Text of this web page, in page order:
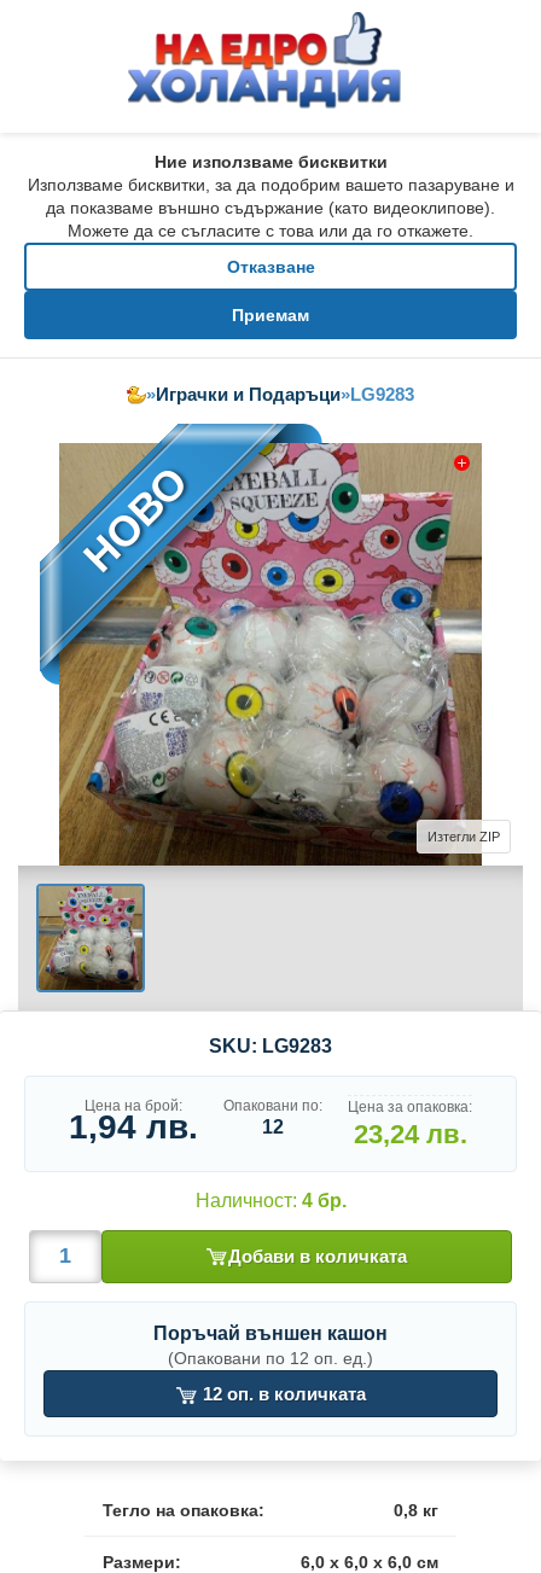
Ние използваме бисквитки
Използваме бисквитки, за да подобрим вашето пазаруване и
да показваме външно съдържание (като видеоклипове).
Можете да се съгласите с това или да го откажете.
Отказване
Приемам
»Играчки и Подаръци»LG9283
НОВО
Изтегли ZIP
SKU: LG9283
Цена на брой:
1,94 лв.
Опаковани по:
12
Цена за опаковка:
23,24 лв.
Наличност: 4 бр.
Добави в количката
Поръчай външен кашон
(Опаковани по 12 оп. ед.)
12 оп. в количката
Тегло на опаковка: 0,8 кг
Размери: 6,0 x 6,0 x 6,0 см